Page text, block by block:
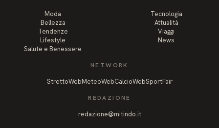
Moda
Bellezza
Tendenze
Lifestyle
Salute e Benessere
Tecnologia
Attualità
Viaggi
News
NETWORK
StrettoWebMeteoWebCalcioWebSportFair
REDAZIONE
redazione@mitindo.it